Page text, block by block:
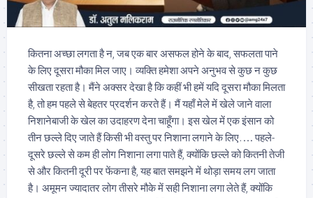
कितना अच्छा लगता है न, जब एक बार असफल होने के बाद, सफलता पाने
के लिए दूसरा मौका मिल जाए। व्यक्ति हमेशा अपने अनुभव से कुछ न कुछ
सीखता रहता है। मैंने अक्सर देखा है कि कहीं भी हमें यदि दूसरा मौका मिलता
है, तो हम पहले से बेहतर प्रदर्शन करते हैं। मैं यहाँ मेले में खेले जाने वाला
निशानेबाजी के खेल का उदाहरण देना चाहूँगा। इस खेल में एक इंसान को
तीन छल्ले दिए जाते हैं किसी भी वस्तु पर निशाना लगाने के लिए…. पहले-
दूसरे छल्ले से कम ही लोग निशाना लगा पाते हैं, क्योंकि छल्ले को कितनी तेजी
से और कितनी दूरी पर फेंकना है, यह बात समझने में थोड़ा समय लग जाता
है। अमूमन ज्यादातर लोग तीसरे मौके में सही निशाना लगा लेते हैं, क्योंकि